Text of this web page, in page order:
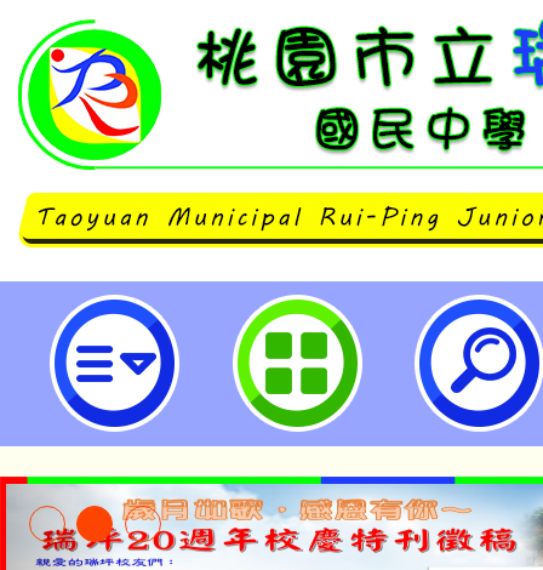
主旨：本公司訂於115年6月18日
於台北松山文創園區5號倉庫舉辦
作40週年特展」，敬請協助公告周
家長踴躍參與，並規劃進行校外教
之參考依據，請查照。-桃園市立瑞